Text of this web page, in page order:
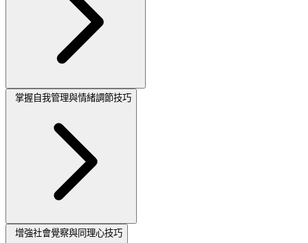
掌握自我管理與情緒調節技巧
增強社會覺察與同理心技巧